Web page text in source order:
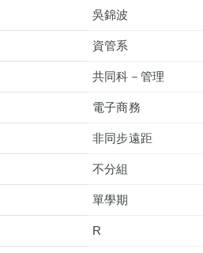
吳錦波
資管系
共同科－管理
電子商務
非同步遠距
不分組
單學期
R